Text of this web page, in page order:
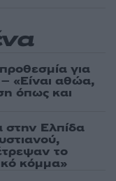
για
«Είναι αθώα,
όπως και
στην Ελπίδα
το
κόμμα»